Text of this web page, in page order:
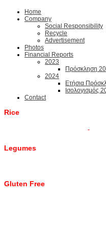
Home
Company
Social Responsibility
Recycle
Advertisement
Photos
Financial Reports
2023
Πρόσκληση
2024
Ετήσια
Ισολογισμός
Contact
Rice
Legumes
Gluten Free